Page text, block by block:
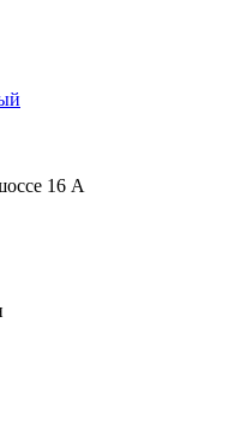
16 А